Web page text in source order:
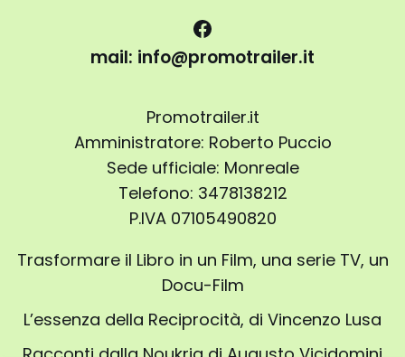
mail: info@promotrailer.it
Promotrailer.it
Amministratore: Roberto Puccio
Sede ufficiale: Monreale
Telefono: 3478138212
P.IVA 07105490820
Trasformare il Libro in un Film, una serie TV, un
Docu-Film
L’essenza della Reciprocità, di Vincenzo Lusa